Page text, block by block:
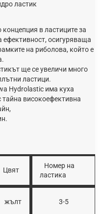
ластик
в ластиците за
ефективност, осигуряваща
на риболова, който е
ще се увеличи много
ластици.
Hydrolastic има куха
тайна високоефективна
Цвят
Номер на
ластика
жълт 3-5